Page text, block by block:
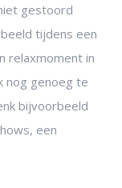
gestoord
tijdens een
relaxmoment in
nog genoeg te
bijvoorbeeld
een